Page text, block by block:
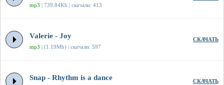
mp3 | 739.84Kb | скачали: 413
Valerie - Joy
mp3 | (1.19Mb) | скачали: 597
СКАЧАТЬ
Snap - Rhythm is a dance СКАЧАТЬ